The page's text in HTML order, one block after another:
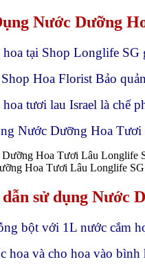
Nước Dưỡng
hoa tại Shop Longlife
Hoa Florist Bảo
tươi lau Israel là chế
Nước Dưỡng Hoa
Hoa Tươi Lâu Longlife
sử dụng Nước
bột với 1L nước cắm
hoa và cho hoa vào bình